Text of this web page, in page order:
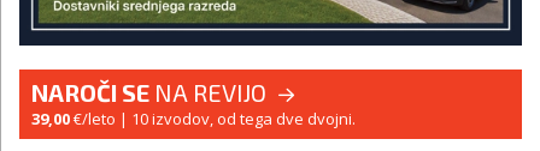
NAROČI SE NA REVIJO
39,00€/leto | 10 izvodov, od tega dve dvojni.